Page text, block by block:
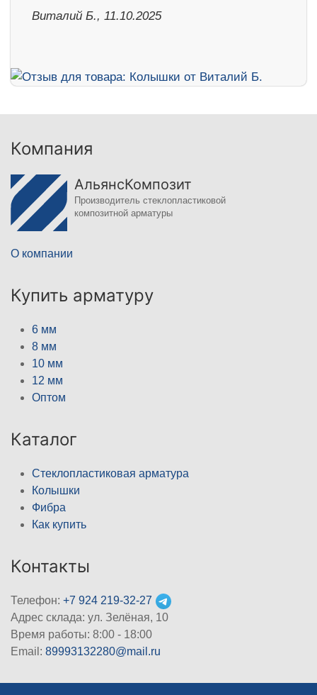
Виталий Б., 11.10.2025
Компания
АльянсКомпозит
Производитель стеклопластиковой
композитной арматуры
О компании
Купить арматуру
6 мм
8 мм
10 мм
12 мм
Оптом
Каталог
Стеклопластиковая арматура
Колышки
Фибра
Как купить
Контакты
Телефон: +7 924 219-32-27
Адрес склада: ул. Зелёная, 10
Время работы: 8:00 - 18:00
Email: 89993132280@mail.ru